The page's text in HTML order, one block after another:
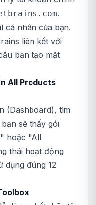
.
cá nhân của bạn.
liên kết với
bạn tạo mật
All Products
(Dashboard), tìm
bạn sẽ thấy gói
hoặc "All
thái hoạt động
dụng đúng 12